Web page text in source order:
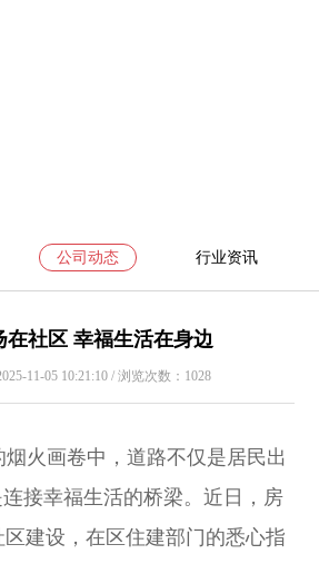
公司动态 行业资讯
在社区 幸福生活在身边
11-05 10:21:10 / 浏览次数：1028
烟火画卷中，道路不仅是居民出
接幸福生活的桥梁。近日，房
建设，在区住建部门的悉心指